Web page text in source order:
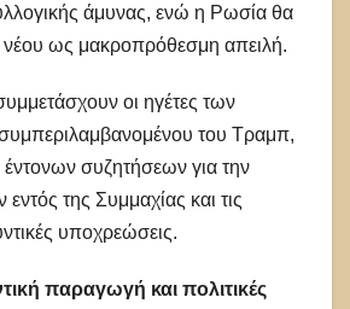
άμυνας, ενώ η Ρωσία θα
νέου ως μακροπρόθεσμη απειλή.
οι ηγέτες των
του Τραμπ,
έντονων συζητήσεων για την
της Συμμαχίας και τις
υποχρεώσεις.
παραγωγή και πολιτικές